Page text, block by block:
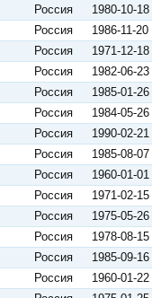
Россия
1980-10-18
Россия
1986-11-20
Россия
1971-12-18
Россия
1982-06-23
Россия
1985-01-26
Россия
1984-05-26
Россия
1990-02-21
Россия
1985-08-07
Россия
1960-01-01
Россия
1971-02-15
Россия
1975-05-26
Россия
1978-08-15
Россия
1985-09-16
Россия
1960-01-22